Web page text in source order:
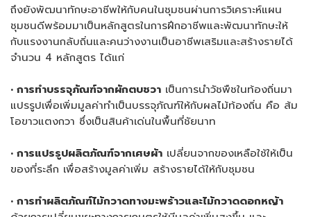
ถึงยังพัฒนาทักษะอาชีพให้กับคนในชุมชนผ่านการวิเคราะห์แผน
ชุมชนดีพร้อมมาเป็นหลักสูตรในการฝึกอาชีพและพัฒนาทักษะให้
กับแรงงานกลับถิ่นและคนว่างงานเป็นอาชีพเสริมและสร้างรายได้
จำนวน 4 หลักสูตร ได้แก่
• การทำบรรจุภัณฑ์จากผักตบชวา เป็นการนำวัชพืชในท้องถิ่นมา
แปรรูปเพื่อเพิ่มมูลค่าทำเป็นบรรจุภัณฑ์ให้กับผลไม้ท้องถิ่น คือ ส้ม
โอขาวแตงกวา ซึ่งเป็นสินค้าเด่นในพื้นที่ชัยนาท
• การแปรรูปผลิตภัณฑ์จากเศษผ้า เปลี่ยนจากของเหลือใช้ให้เป็น
ของที่ระลึก เพื่อสร้างมูลค่าเพิ่ม สร้างรายได้ให้กับชุมชน
• การทำผลิตภัณฑ์ไม้กวาดทางมะพร้าวและไม้กวาดดอกหญ้า